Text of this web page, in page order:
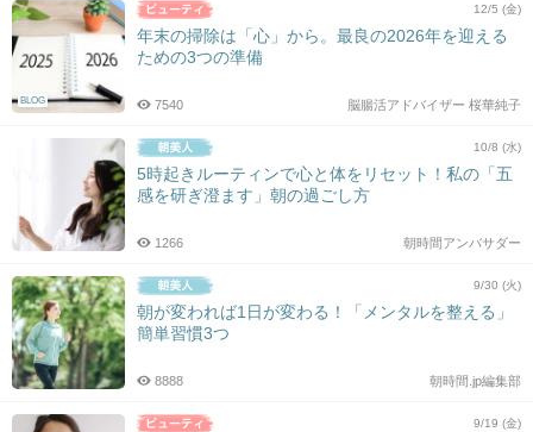
BLOG
12/5 (金)
年末の掃除は「心」から。最良の2026年を迎える
ための3つの準備
脳腸活アドバイザー 桜華純子
7540
10/8 (水)
5時起きルーティンで心と体をリセット！私の「五
感を研ぎ澄ます」朝の過ごし方
朝時間アンバサダー
1266
9/30 (火)
朝が変われば1日が変わる！「メンタルを整える」
簡単習慣3つ
朝時間.jp編集部
8888
9/19 (金)